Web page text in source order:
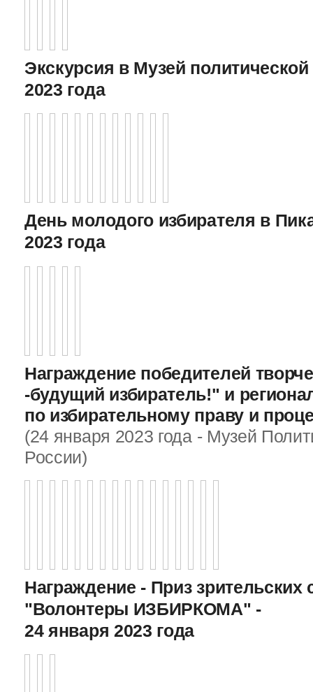
Экскурсия в Музей
2023 года
День молодого избирателя в
2023 года
Награждение победителей
-будущий избиратель!" и
по избирательному праву и
(24 января 2023 года - Музей
России)
Награждение - Приз зрительских
"Волонтеры ИЗБИРКОМА" -
24 января 2023 года